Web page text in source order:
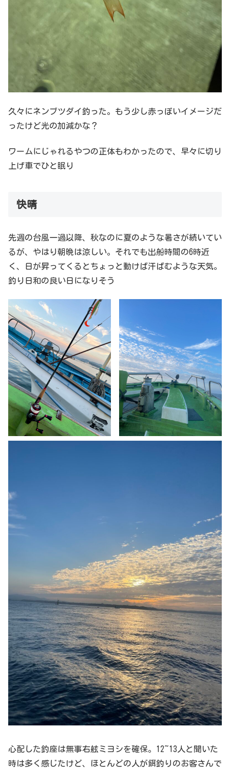
久々にネンブツダイ釣った。もう少し赤っぽいイメージだ
ったけど光の加減かな？
ワームにじゃれるやつの正体もわかったので、早々に切り
上げ車でひと眠り
快晴
先週の台風一過以降、秋なのに夏のような暑さが続いてい
るが、やはり朝晩は涼しい。それでも出船時間の6時近
く、日が昇ってくるとちょっと動けば汗ばむような天気。
釣り日和の良い日になりそう
心配した釣座は無事右舷ミヨシを確保。12~13人と聞いた
時は多く感じたけど、ほとんどの人が餌釣りのお客さんで